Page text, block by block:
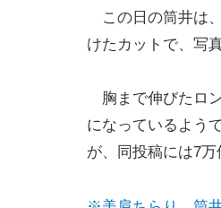
この日の筒井は
けたカットで、写
胸まで伸びたロ
になっているよう
が、同投稿には7万